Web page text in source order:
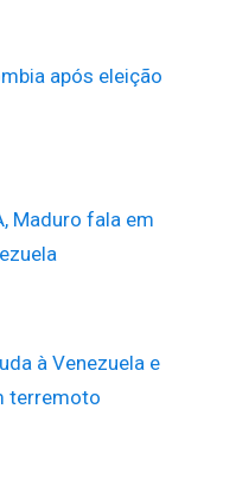
após eleição
Maduro fala em
à Venezuela e
terremoto